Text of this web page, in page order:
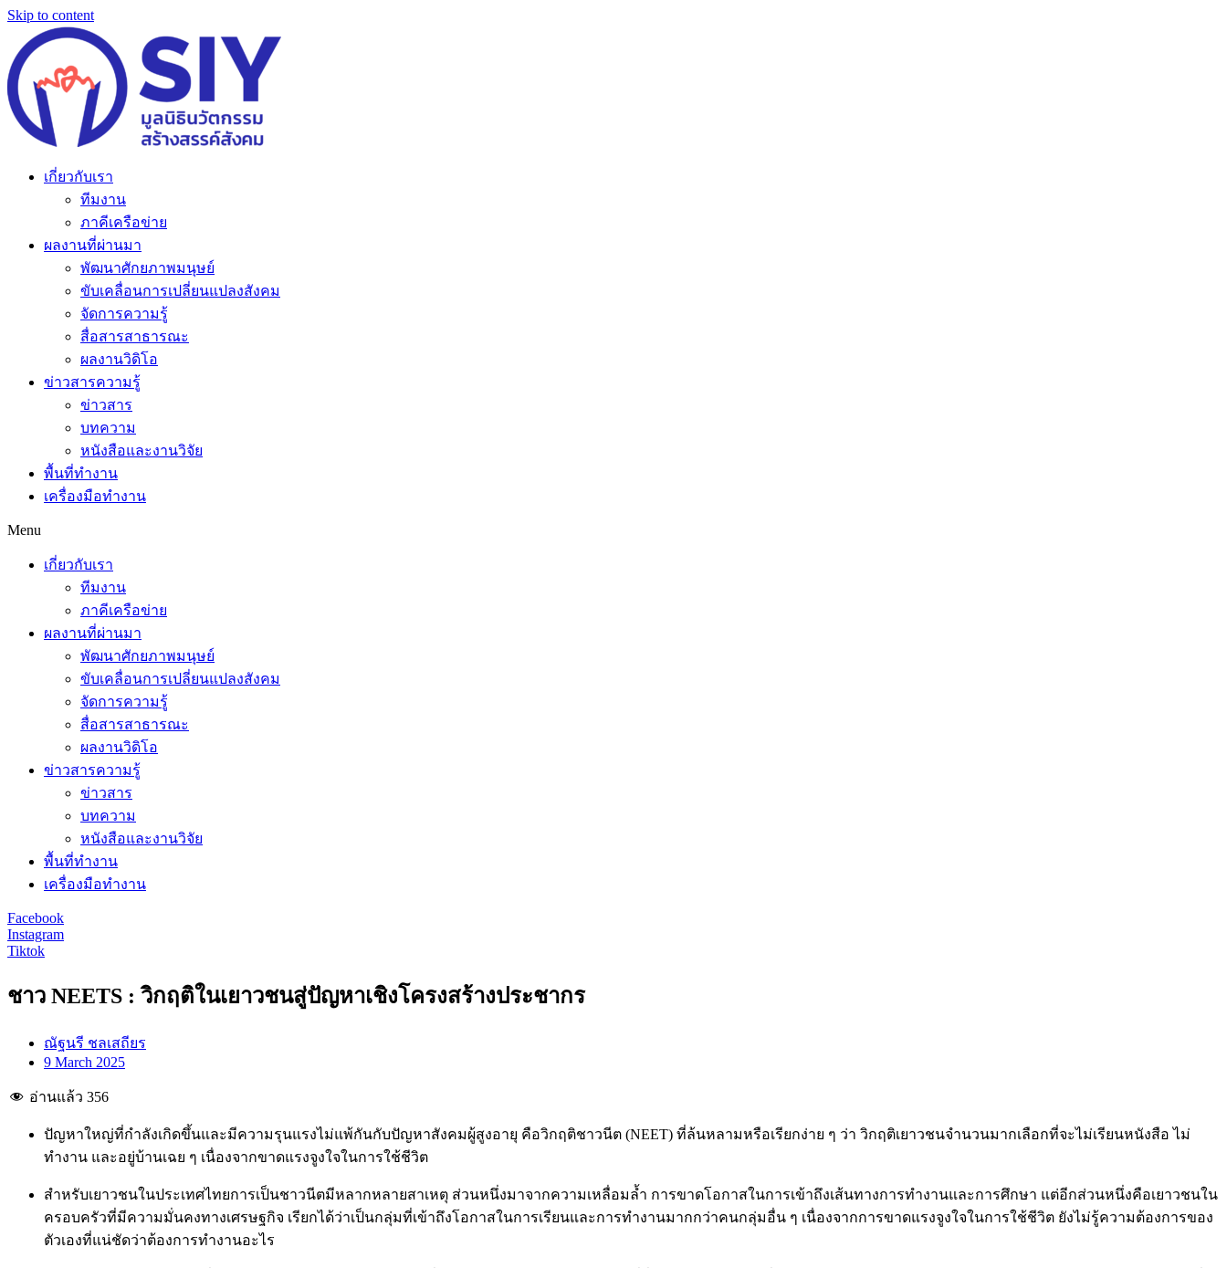
Skip to content
เกี่ยวกับเรา
ทีมงาน
ภาคีเครือข่าย
ผลงานที่ผ่านมา
พัฒนาศักยภาพมนุษย์
ขับเคลื่อนการเปลี่ยนแปลงสังคม
จัดการความรู้
สื่อสารสาธารณะ
ผลงานวิดิโอ
ข่าวสารความรู้
ข่าวสาร
บทความ
หนังสือและงานวิจัย
พื้นที่ทำงาน
เครื่องมือทำงาน
Menu
เกี่ยวกับเรา
ทีมงาน
ภาคีเครือข่าย
ผลงานที่ผ่านมา
พัฒนาศักยภาพมนุษย์
ขับเคลื่อนการเปลี่ยนแปลงสังคม
จัดการความรู้
สื่อสารสาธารณะ
ผลงานวิดิโอ
ข่าวสารความรู้
ข่าวสาร
บทความ
หนังสือและงานวิจัย
พื้นที่ทำงาน
เครื่องมือทำงาน
Facebook
Instagram
Tiktok
ชาว NEETS : วิกฤติในเยาวชนสู่ปัญหาเชิงโครงสร้างประชากร
ณัฐนรี ชลเสถียร
9 March 2025
อ่านแล้ว 356
ปัญหาใหญ่ที่กำลังเกิดขึ้นและมีความรุนแรงไม่แพ้กันกับปัญหาสังคมผู้สูงอายุ คือวิกฤติชาวนีต (NEET) ที่ล้นหลามหรือเรียกง่าย ๆ ว่า วิกฤติเยาวชนจำนวนมากเลือกที่จะไม่เรียนหนังสือ ไม่
ทำงาน และอยู่บ้านเฉย ๆ เนื่องจากขาดแรงจูงใจในการใช้ชีวิต
สำหรับเยาวชนในประเทศไทยการเป็นชาวนีตมีหลากหลายสาเหตุ ส่วนหนึ่งมาจากความเหลื่อมล้ำ การขาดโอกาสในการเข้าถึงเส้นทางการทำงานและการศึกษา แต่อีกส่วนหนึ่งคือเยาวชนใน
ครอบครัวที่มีความมั่นคงทางเศรษฐกิจ เรียกได้ว่าเป็นกลุ่มที่เข้าถึงโอกาสในการเรียนและการทำงานมากกว่าคนกลุ่มอื่น ๆ เนื่องจากการขาดแรงจูงใจในการใช้ชีวิต ยังไม่รู้ความต้องการของ
ตัวเองที่แน่ชัดว่าต้องการทำงานอะไร